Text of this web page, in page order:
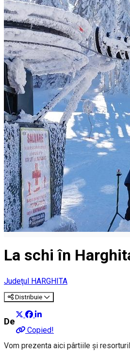
La schi în
Judeţul HARGHITA
Distribuie
Copied!
Despre
Vom prezenta aici pârtiile şi